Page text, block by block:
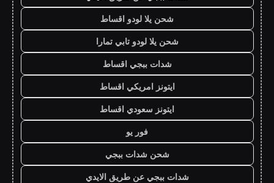
شحن يلا لودو اقساط
شحن يلا لودو تابي تمارا
شدات ببجي اقساط
ايتونز امريكي اقساط
ايتونز سعودي اقساط
فور يو
شحن شدات ببجي
شدات ببجي عن طريق الايدي